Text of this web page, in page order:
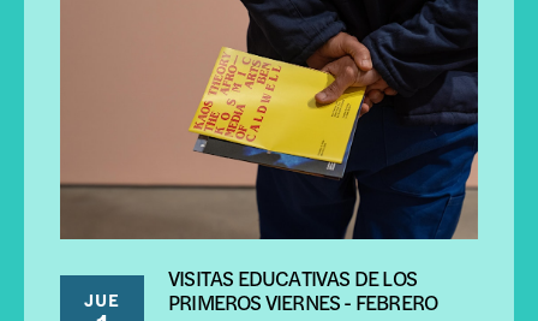
JUE
VISITAS EDUCATIVAS DE LOS
PRIMEROS VIERNES - FEBRERO